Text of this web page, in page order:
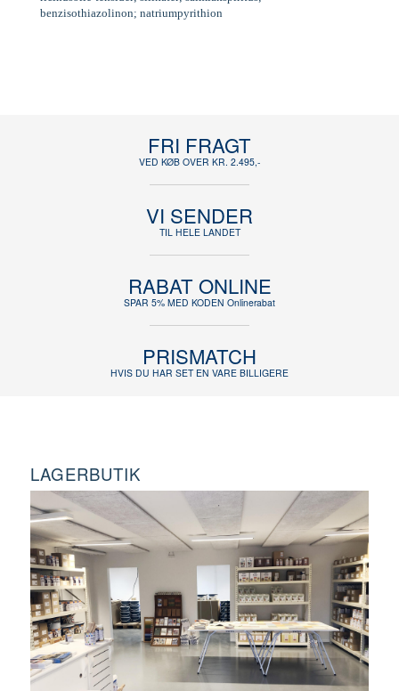
benzisothiazolinon; natriumpyrithion
FRI FRAGT
VED KØB OVER KR. 2.495,-
VI SENDER
TIL HELE LANDET
RABAT ONLINE
SPAR 5% MED KODEN Onlinerabat
PRISMATCH
HVIS DU HAR SET EN VARE BILLIGERE
LAGERBUTIK